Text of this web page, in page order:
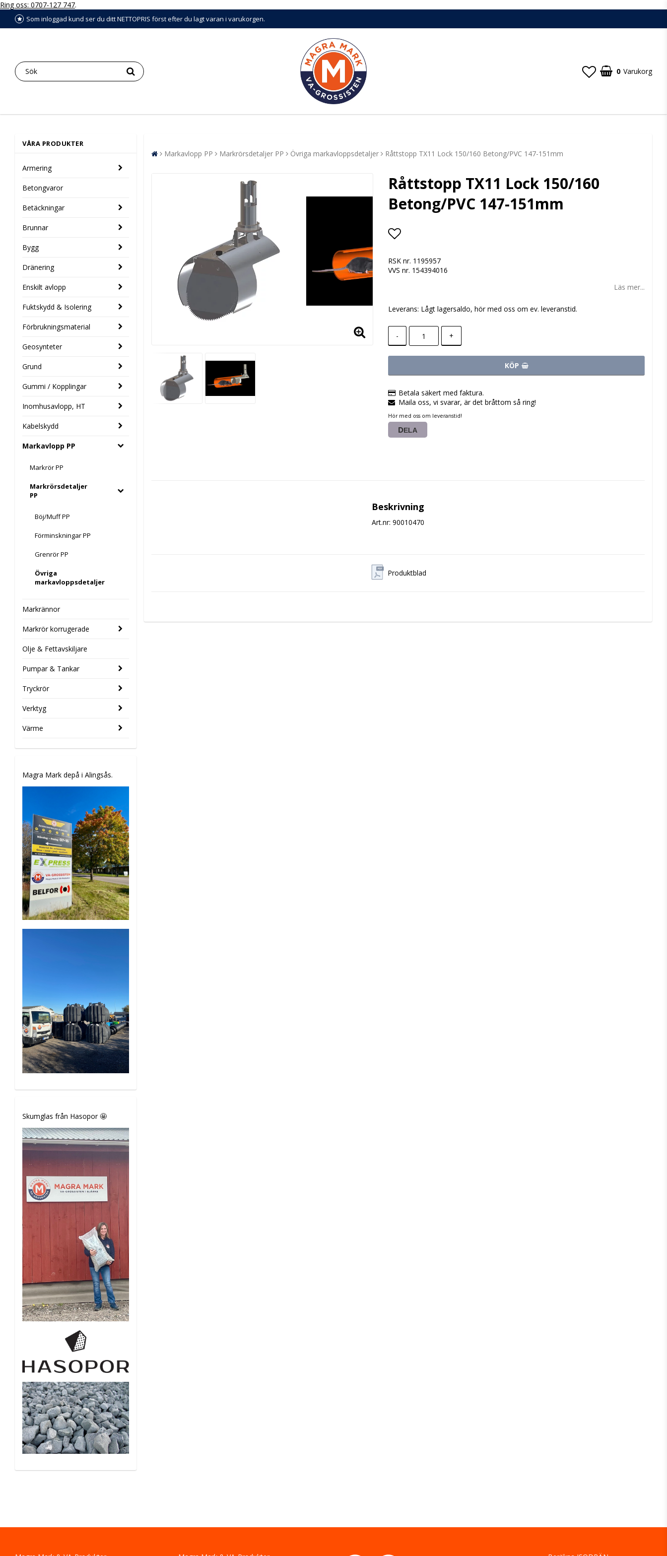
Ring oss: 0707-127 747.
Som inloggad kund ser du ditt NETTOPRIS först efter du lagt varan i varukorgen.
0 Varukorg
VÅRA PRODUKTER
Armering
Betongvaror
Betäckningar
Brunnar
Bygg
Dränering
Enskilt avlopp
Fuktskydd & Isolering
Förbrukningsmaterial
Geosynteter
Grund
Gummi / Kopplingar
Inomhusavlopp, HT
Kabelskydd
Markavlopp PP
Markrör PP
Markrörsdetaljer
PP
Böj/Muff PP
Förminskningar PP
Grenrör PP
Övriga
markavloppsdetaljer
Markrännor
Markrör korrugerade
Olje & Fettavskiljare
Pumpar & Tankar
Tryckrör
Verktyg
Värme
Magra Mark depå i Alingsås.
Skumglas från Hasopor 🤩
Markavlopp PP Markrörsdetaljer PP Övriga markavloppsdetaljer Råttstopp TX11 Lock 150/160 Betong/PVC 147-151mm
Råttstopp TX11 Lock 150/160
Betong/PVC 147-151mm
RSK nr. 1195957
VVS nr. 154394016
Läs mer...
Leverans: Lågt lagersaldo, hör med oss om ev. leveranstid.
- +
KÖP
Betala säkert med faktura.
Maila oss, vi svarar, är det bråttom så ring!
Hör med oss om leveranstid!
DELA
Beskrivning
Art.nr: 90010470
Produktblad